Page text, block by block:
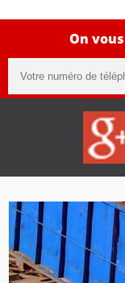
On